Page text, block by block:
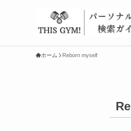
ホーム Reborn myself